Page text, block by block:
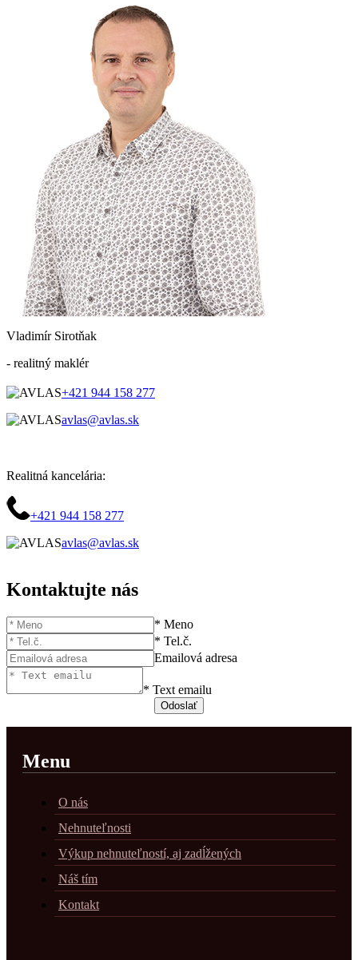
Vladimír Sirotňak
- realitný maklér
+421 944 158 277
avlas@avlas.sk
Realitná kancelária:
+421 944 158 277
avlas@avlas.sk
Kontaktujte nás
* Meno
* Tel.č.
Emailová adresa
* Text emailu
Menu
O nás
Nehnuteľnosti
Výkup nehnuteľností, aj zadĺžených
Náš tím
Kontakt